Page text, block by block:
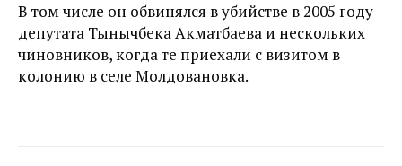
В том числе он обвинялся в убийстве в 2005 году
депутата Тынычбека Акматбаева и нескольких
чиновников, когда те приехали с визитом в
колонию в селе Молдовановка.